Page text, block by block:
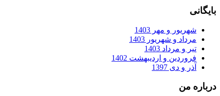
بایگانی
شهریور و مهر 1403
مرداد و شهریور 1403
تیر و مرداد 1403
فروردین و اردیبهشت 1402
آذر و دی 1397
درباره من